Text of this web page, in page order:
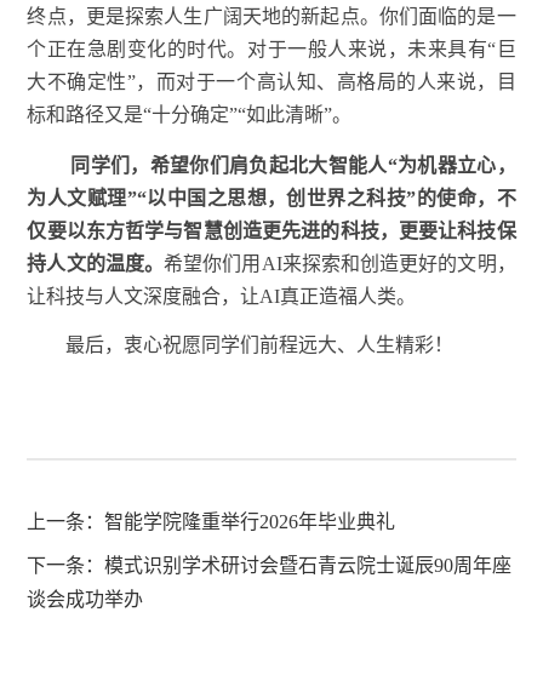
终点，更是探索人生广阔天地的新起点。你们面临的是一
个正在急剧变化的时代。对于一般人来说，未来具有“巨
大不确定性”，而对于一个高认知、高格局的人来说，目
标和路径又是“十分确定”“如此清晰”。
同学们，希望你们肩负起北大智能人“为机器立心，
为人文赋理”“以中国之思想，创世界之科技”的使命，不
仅要以东方哲学与智慧创造更先进的科技，更要让科技保
持人文的温度。希望你们用AI来探索和创造更好的文明，
让科技与人文深度融合，让AI真正造福人类。
最后，衷心祝愿同学们前程远大、人生精彩！
上一条：智能学院隆重举行2026年毕业典礼
下一条：模式识别学术研讨会暨石青云院士诞辰90周年座
谈会成功举办